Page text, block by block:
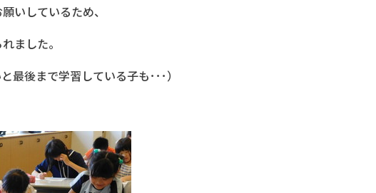
いしているため、
ました。
最後まで学習している子も･･･）